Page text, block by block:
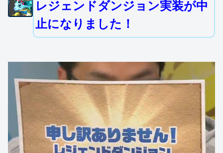
レジェンドダンジョン実装が中
止になりました！